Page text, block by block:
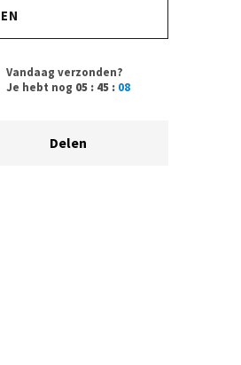
Vandaag verzonden?
Je hebt nog 05 : 45 : 08
Delen